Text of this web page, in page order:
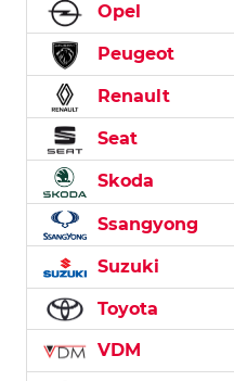
Opel
Peugeot
Renault
Seat
Skoda
Ssangyong
Suzuki
Toyota
VDM